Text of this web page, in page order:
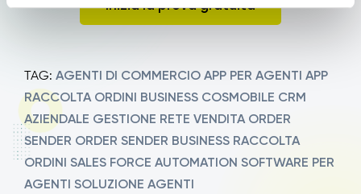
Inizia la prova gratuita
TAG: AGENTI DI COMMERCIO APP PER AGENTI APP
RACCOLTA ORDINI BUSINESS COSMOBILE CRM
AZIENDALE GESTIONE RETE VENDITA ORDER
SENDER ORDER SENDER BUSINESS RACCOLTA
ORDINI SALES FORCE AUTOMATION SOFTWARE PER
AGENTI SOLUZIONE AGENTI